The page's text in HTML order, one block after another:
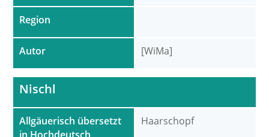
Region
Autor [WiMa]
Allgäuerisch übersetzt
Nischl
Haarschopf